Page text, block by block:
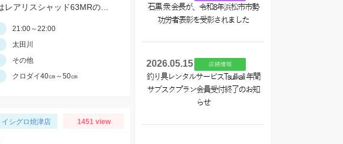
21:00～22:00
太田川
その他
クロダイ40㎝～50㎝
イシグロ焼津店 1451 view
石黒 衆 会長が、令和8年浜松市市勢
功労者表彰を受彰されました
2026.05.15 店舗情報
釣り具レンタルサービスTsulikali 年間
サブスクプラン会員受付終了のお知
らせ